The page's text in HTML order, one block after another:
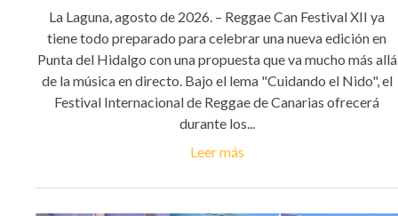
La Laguna, agosto de 2026. – Reggae Can Festival XII ya
tiene todo preparado para celebrar una nueva edición en
Punta del Hidalgo con una propuesta que va mucho más allá
de la música en directo. Bajo el lema "Cuidando el Nido", el
Festival Internacional de Reggae de Canarias ofrecerá
durante los...
Leer más